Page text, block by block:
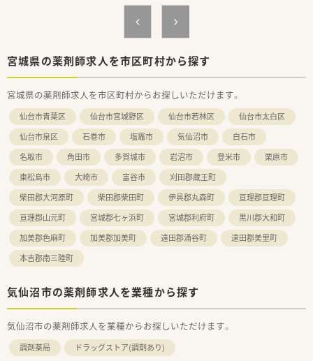
■在宅医療のノウハウをしっかりと学び、地域医療の最前線で貢
献したいと考えている方におすすめの職場です。
た福利厚生の中で長く働きたい方に向いています。
宮城県の薬剤師求人を市区町村から探す
宮城県の薬剤師求人を市区町村からお探しいただけます。
仙台市青葉区 仙台市宮城野区 仙台市若林区
仙台市太白区
仙台市泉区
石巻市 塩竈市 気仙沼市
白石市
名取市
角田市 多賀城市 岩沼市 登米市
栗原市
東松島市
大崎市 富谷市
刈田郡蔵王町
柴田郡大河原町
柴田郡柴田町 伊具郡丸森町
亘理郡亘理町
亘理郡山元町
宮城郡七ヶ浜町 宮城郡利府町
黒川郡大和町
加美郡色麻町
加美郡加美町 遠田郡涌谷町
遠田郡美里町
本吉郡南三陸町
気仙沼市の薬剤師求人を業種から探す
気仙沼市の薬剤師求人を業種からお探しいただけます。
調剤薬局 ドラッグストア(調剤あり)